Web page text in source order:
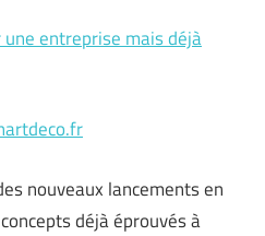
entreprise mais déjà
nouveaux lancements en
déjà éprouvés à